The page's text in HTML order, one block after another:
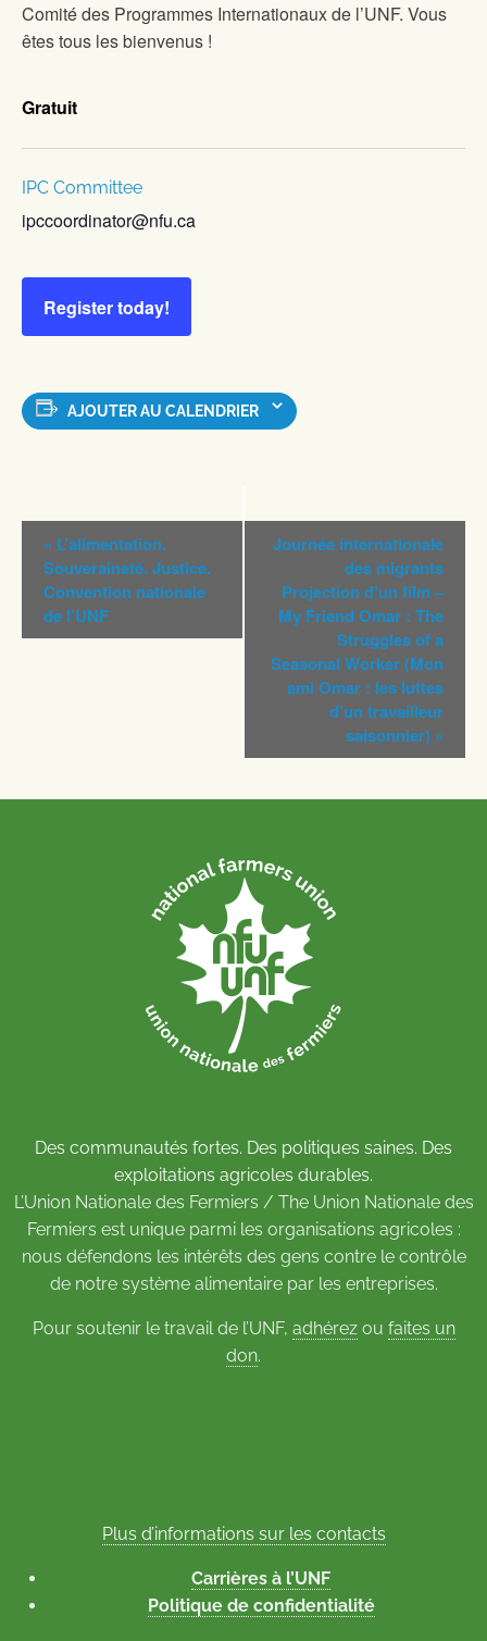
Comité des Programmes Internationaux de l’UNF. Vous
êtes tous les bienvenus !
Gratuit
IPC Committee
ipccoordinator@nfu.ca
Register today!
AJOUTER AU CALENDRIER
Navigation
Évènement
« L’alimentation.
Souveraineté. Justice.
Convention nationale
de l’UNF
Journée internationale
des migrants
Projection d’un film –
My Friend Omar : The
Struggles of a
Seasonal Worker (Mon
ami Omar : les luttes
d’un travailleur
saisonnier) »
Des communautés fortes. Des politiques saines. Des
exploitations agricoles durables.
L’Union Nationale des Fermiers / The Union Nationale des
Fermiers est unique parmi les organisations agricoles :
nous défendons les intérêts des gens contre le contrôle
de notre système alimentaire par les entreprises.
Pour soutenir le travail de l’UNF, adhérezou faites un
don.
Plus d’informations sur les contacts
Carrières à l’UNF
Politique de confidentialité